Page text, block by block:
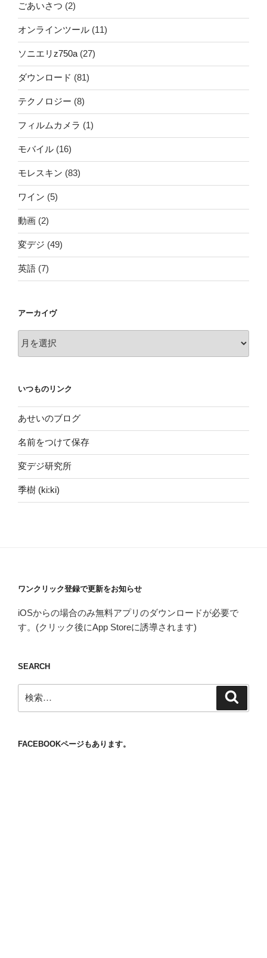
ごあいさつ (2)
オンラインツール (11)
ソニエリz750a (27)
ダウンロード (81)
テクノロジー (8)
フィルムカメラ (1)
モバイル (16)
モレスキン (83)
ワイン (5)
動画 (2)
変デジ (49)
英語 (7)
アーカイヴ
ー
ヴ
いつものリンク
あせいのブログ
名前をつけて保存
変デジ研究所
季樹 (ki:ki)
ワンクリック登録で更新をお知らせ
iOSからの場合のみ無料アプリのダウンロードが必要で
す。(クリック後にApp Storeに誘導されます)
SEARCH
索:
FACEBOOKページもあります。